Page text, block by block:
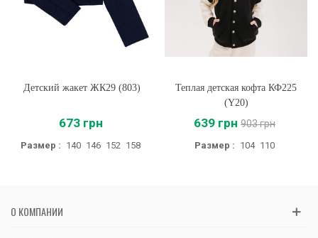
Детский жакет ЖК29 (803)
673 грн
Размер : 140 146 152 158
Теплая детская кофта КФ225
(Y20)
639 грн 903 грн
Размер : 104 110
О КОМПАНИИ